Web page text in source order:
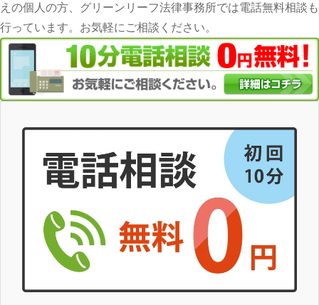
えの個人の方、グリーンリーフ法律事務所では電話無料相談も
行っています。お気軽にご相談ください。